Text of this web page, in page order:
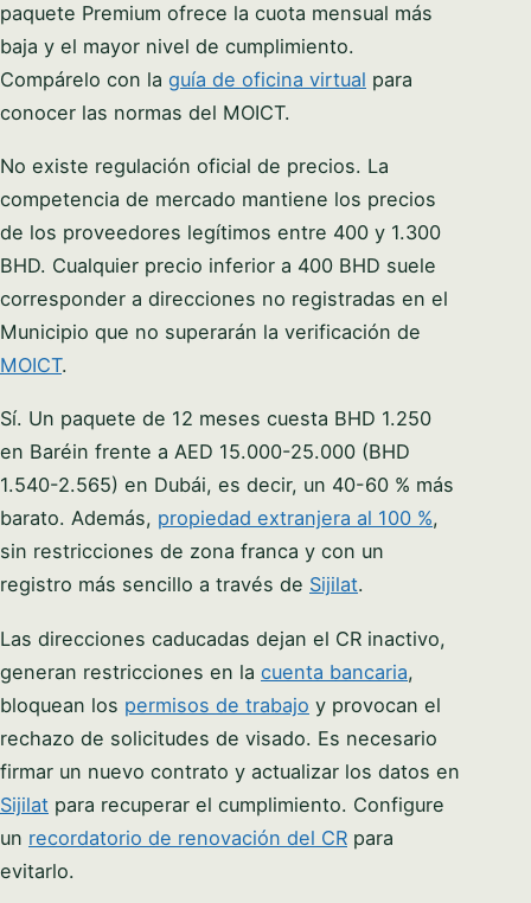
paquete Premium ofrece la cuota mensual más
baja y el mayor nivel de cumplimiento.
Compárelo con la guía de oficina virtual para
conocer las normas del MOICT.
No existe regulación oficial de precios. La
competencia de mercado mantiene los precios
de los proveedores legítimos entre 400 y 1.300
BHD. Cualquier precio inferior a 400 BHD suele
corresponder a direcciones no registradas en el
Municipio que no superarán la verificación de
MOICT.
Sí. Un paquete de 12 meses cuesta BHD 1.250
en Baréin frente a AED 15.000-25.000 (BHD
1.540-2.565) en Dubái, es decir, un 40-60 % más
barato. Además, propiedad extranjera al 100 %,
sin restricciones de zona franca y con un
registro más sencillo a través de Sijilat.
Las direcciones caducadas dejan el CR inactivo,
generan restricciones en la cuenta bancaria,
bloquean los permisos de trabajo y provocan el
rechazo de solicitudes de visado. Es necesario
firmar un nuevo contrato y actualizar los datos en
Sijilat para recuperar el cumplimiento. Configure
un recordatorio de renovación del CR para
evitarlo.